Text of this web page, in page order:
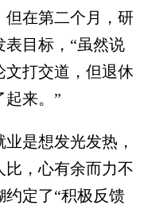
但在第二个月，研
目标，“虽然说
打交道，但退休
起来。”
是想发光发热，
，心有余而力不
约定了“积极反馈